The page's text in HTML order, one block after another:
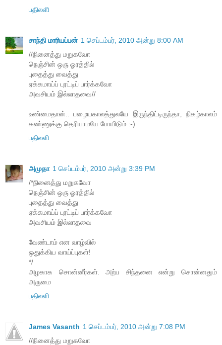
பதிலளி
சாந்தி மாரியப்பன் 1 செப்டம்பர், 2010 அன்று 8:00 AM
//நினைத்து மறுகவோ
நெஞ்சின் ஒரு ஓரத்தில்
புதைத்து வைத்து
ஏக்கமாய்ப் புரட்டிப் பார்க்கவோ
அவசியம் இல்லாதவை//
உண்மைதான்.. பழையகாலத்துலயே இருந்திட்டிருந்தா, நிகழ்காலம்
கண்ணுக்கு தெரியாமயே போயிடும் :-)
பதிலளி
அமுதா 1 செப்டம்பர், 2010 அன்று 3:39 PM
/*நினைத்து மறுகவோ
நெஞ்சின் ஒரு ஓரத்தில்
புதைத்து வைத்து
ஏக்கமாய்ப் புரட்டிப் பார்க்கவோ
அவசியம் இல்லாதவை
வேண்டாம் என வாழ்வில்
ஒதுக்கிய வாய்ப்புகள்!
*/
அழகாக சொன்னீர்கள். அற்ப சிந்தனை என்று சொன்னதும்
அருமை
பதிலளி
James Vasanth 1 செப்டம்பர், 2010 அன்று 7:08 PM
//நினைத்து மறுகவோ